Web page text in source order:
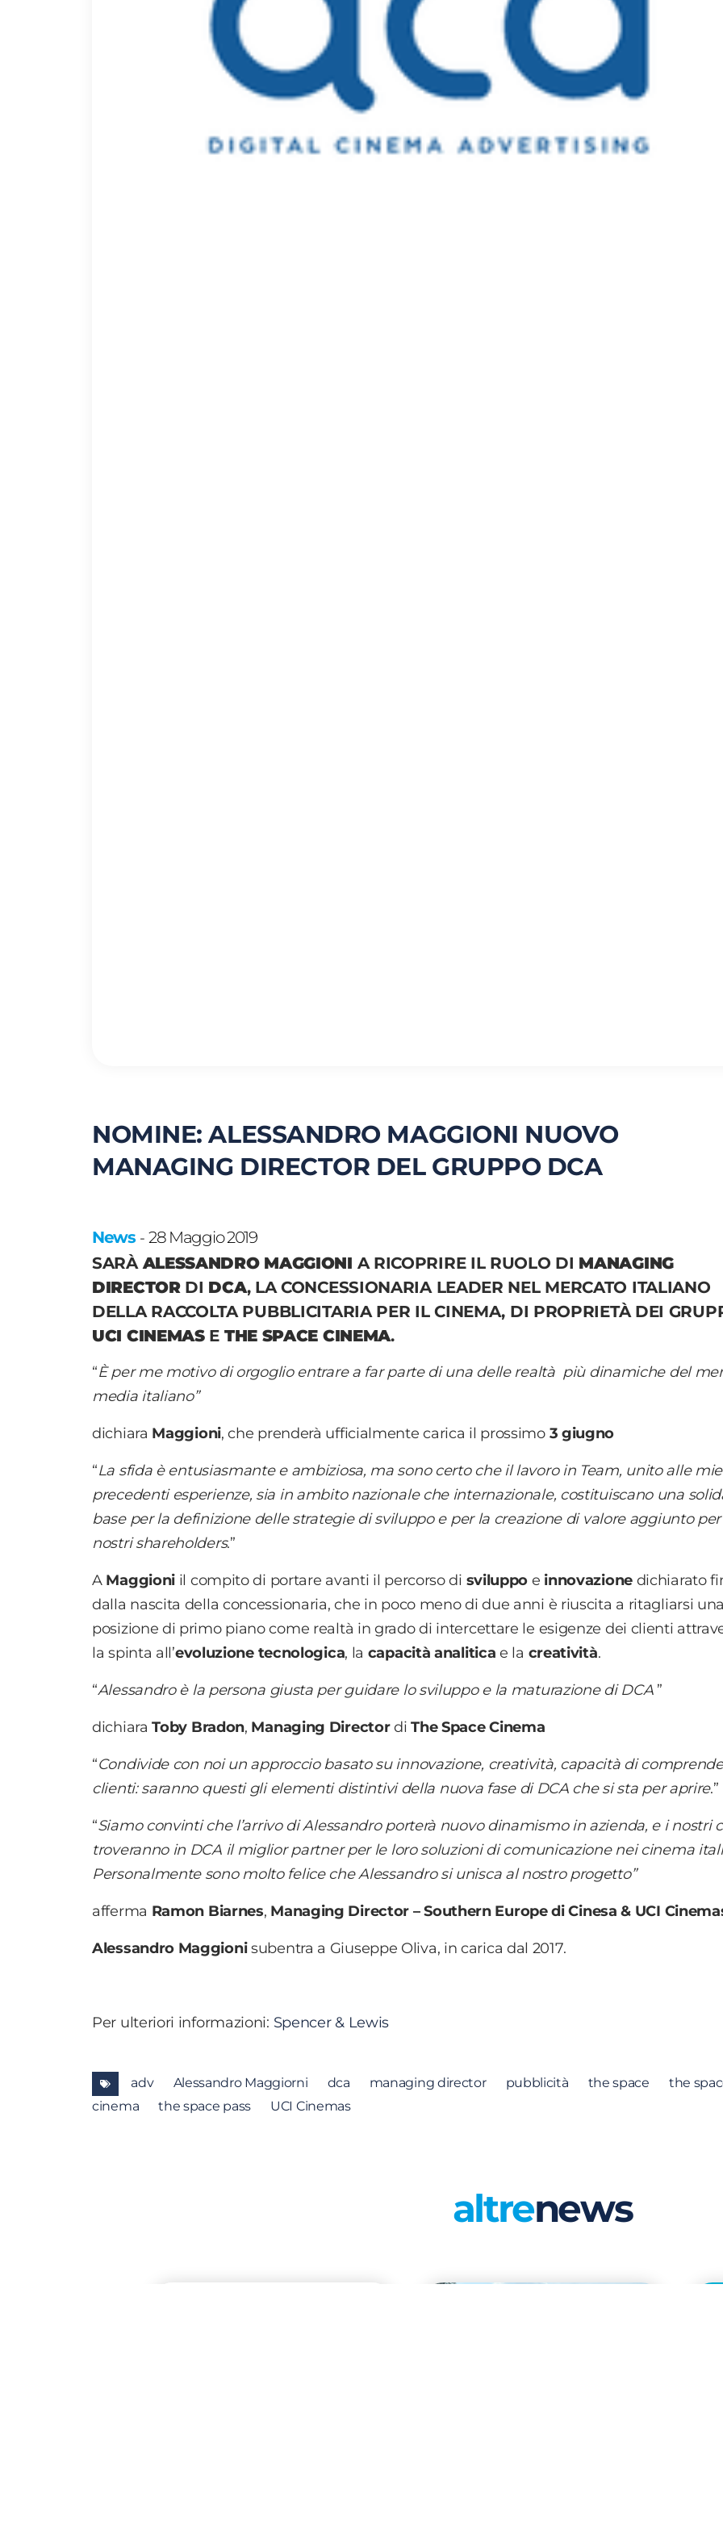
NOMINE: ALESSANDRO MAGGIONI NUOVO
MANAGING DIRECTOR DEL GRUPPO DCA
News - 28 Maggio 2019
SARÀ ALESSANDRO MAGGIONI A RICOPRIRE IL RUOLO DI MANAGING
DIRECTORDI DCA, LA CONCESSIONARIA LEADER NEL MERCATO ITALIANO
DELLA RACCOLTA PUBBLICITARIA PER IL CINEMA, DI PROPRIETÀ DEI
UCI CINEMASE THE SPACE CINEMA.
“È per me motivo di orgoglio entrare a far parte di una delle realtà più dinamiche del
media italiano”
dichiara Maggioni, che prenderà ufficialmente carica il prossimo 3 giugno
“La sfida è entusiasmante e ambiziosa, ma sono certo che il lavoro in Team, unito alle mie
precedenti esperienze, sia in ambito nazionale che internazionale, costituiscano una
base per la definizione delle strategie di sviluppo e per la creazione di valore aggiunto
nostri shareholders.”
A Maggioni il compito di portare avanti il percorso di sviluppo e innovazionedichiarato
dalla nascita della concessionaria, che in poco meno di due anni è riuscita a ritagliarsi una
posizione di primo piano come realtà in grado di intercettare le esigenze dei clienti
la spinta all’evoluzione tecnologica, la capacità analitica e la creatività.
“Alessandro è la persona giusta per guidare lo sviluppo e la maturazione di DCA”
dichiaraToby Bradon, Managing DirectordiThe Space Cinema
“Condivide con noi un approccio basato su innovazione, creatività, capacità di
clienti: saranno questi gli elementi distintivi della nuova fase di DCA che si sta per aprire.”
“Siamo convinti che l’arrivo di Alessandro porterà nuovo dinamismo in azienda, e i nostri
troveranno in DCA il miglior partner per le loro soluzioni di comunicazione nei cinema
Personalmente sono molto felice che Alessandro si unisca al nostro progetto”
afferma Ramon Biarnes, Managing Director – Southern Europe di Cinesa & UCI
Alessandro Maggionisubentra a Giuseppe Oliva, in carica dal 2017.
Per ulteriori informazioni: Spencer & Lewis
adv Alessandro Maggiorni dca managing director pubblicità the space
the
cinema
the space pass UCI Cinemas
altrenews